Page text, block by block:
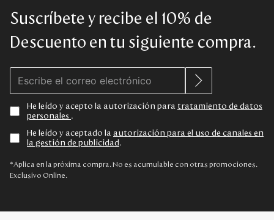
Suscríbete y recibe el 10% de
Descuento en tu siguiente compra.
He leído y acepto la autorización para tratamiento de datos
personales .
He leído y aceptado la autorización para el uso de canales en
la gestión de publicidad .
*Aplica en la próxima compra. No es acumulable con otras promociones.
Exclusivo Online.